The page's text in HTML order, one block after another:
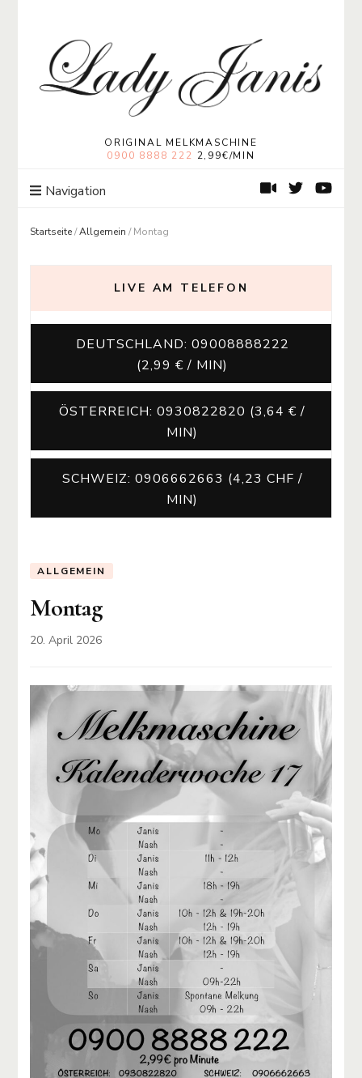
Lady Janis
ORIGINAL MELKMASCHINE
0900 8888 222 2,99€/MIN
Navigation
Startseite /Allgemein / Montag
LIVE AM TELEFON
DEUTSCHLAND: 09008888222
(2,99 € / MIN)
ÖSTERREICH: 0930822820 (3,64 € /
MIN)
SCHWEIZ: 0906662663 (4,23 CHF /
MIN)
ALLGEMEIN
Montag
20. April 2026